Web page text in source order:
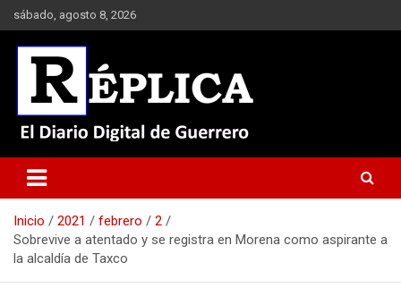
Saltar
al
contenido
sábado, agosto 8, 2026
Réplica
Inicio 2021 febrero
2
Sobrevive a atentado y se registra en Morena como aspirante a
la alcaldía de Taxco